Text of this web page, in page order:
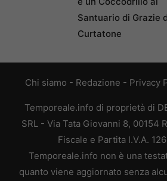
Santuario di Grazie
Curtatone
Chi siamo - Redazione - Privacy
Temporeale.info di proprietà di
SRL - Via Tata Giovanni 8, 00154
Fiscale e Partita I.V.A.
Temporeale.info non è una
quanto viene aggiornato senza